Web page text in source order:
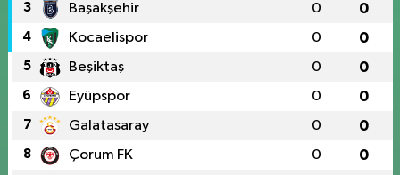
3 Başakşehir 0 0
4 Kocaelispor 0 0
5 Beşiktaş 0 0
6 Eyüpspor 0 0
7 Galatasaray 0 0
8 Çorum FK 0 0